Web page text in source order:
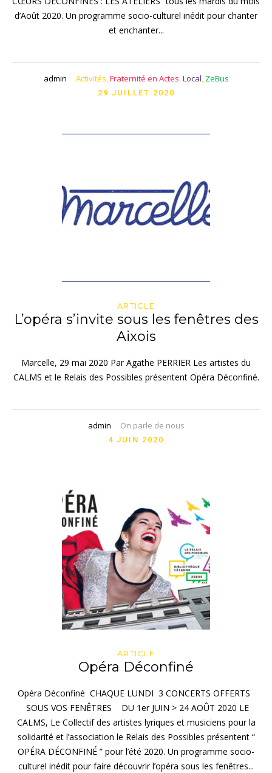
d’Août 2020. Un programme socio-culturel inédit pour chanter
et enchanter...
admin Activités Fraternité en Actes Local ZeBus
29 JUILLET 2020
ARTICLE
L’opéra s’invite sous les fenêtres des
Aixois
Marcelle, 29 mai 2020 Par Agathe PERRIER Les artistes du
CALMS et le Relais des Possibles présentent Opéra Déconfiné.
admin On parle de nous
4 JUIN 2020
ARTICLE
Opéra Déconfiné
Opéra Déconfiné CHAQUE LUNDI 3 CONCERTS OFFERTS
SOUS VOS FENÊTRES DU 1er JUIN > 24 AOÛT 2020 LE
CALMS, Le Collectif des artistes lyriques et musiciens pour la
solidarité et l’association le Relais des Possibles présentent “
OPÉRA DÉCONFINÉ ” pour l’été 2020. Un programme socio-
culturel inédit pour faire découvrir l’opéra sous les fenêtres...